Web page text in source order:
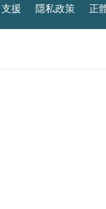
支援 隱私政策 正